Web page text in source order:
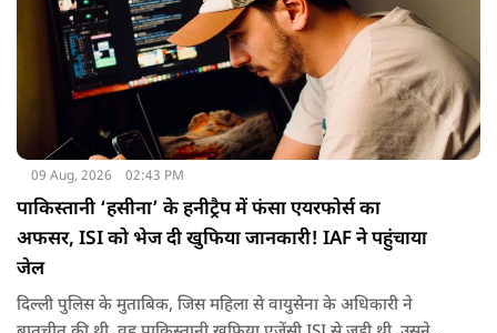
09 Aug, 2026 02:43 PM
पाकिस्तानी ‘हसीना’ के हनीट्रैप में फंसा एयरफोर्स का
अफसर, ISI को भेज दी खुफिया जानकारी! IAF ने पहुंचाया
जेल
दिल्ली पुलिस के मुताबिक, जिस महिला से वायुसेना के अधिकारी ने